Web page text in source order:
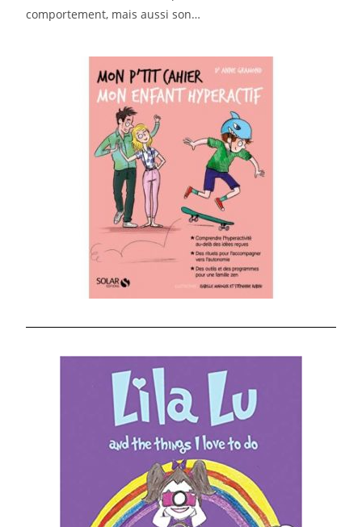
comportement, mais aussi son…